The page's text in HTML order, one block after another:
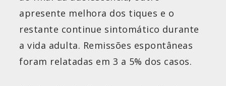
apresente melhora dos tiques e o
restante continue sintomático durante
a vida adulta. Remissões espontâneas
foram relatadas em 3 a 5% dos casos.